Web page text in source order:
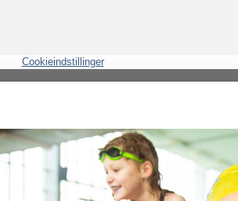
Cookieindstillinger